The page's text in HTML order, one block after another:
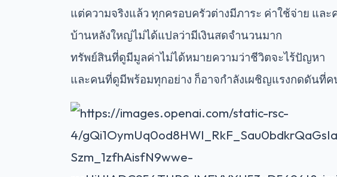
แต่ความจริงแล้ว ทุกครอบครัวต่างมีภาระ ค่าใช้จ่าย และ
บ้านหลังใหญ่ไม่ได้แปลว่ามีเงินสดจำนวนมาก
ทรัพย์สินที่ดูมีมูลค่าไม่ได้หมายความว่าชีวิตจะไร้ปัญหา
และคนที่ดูมีพร้อมทุกอย่าง ก็อาจกำลังเผชิญแรงกดดันที่ค